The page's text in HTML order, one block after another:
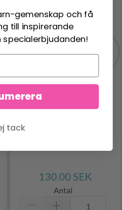
130.00 SEK
Antal
gemenskap och få
till inspirerande
tack